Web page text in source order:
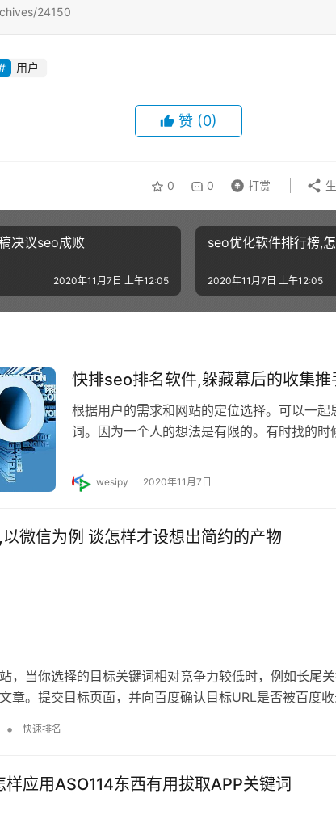
24150
用户
赞 (0)
0 0 打赏
决议seo成败
2020年11月7日 上午12:05
seo优化软件排行榜,
2020年11月7日 上午12:05
快排seo排名软件,躲藏幕后的收集
根据用户的需求和网站的定位选择。可以一
词。因为一个人的想法是有限的。有时找的时
wesipy 2020年11月7日
微信为例 谈怎样才设想出简约的产物
，当你选择的目标关键词相对竞争力较低时，例如长尾
章。提交目标页面，并向百度确认目标URL是否被百度
• 快速排名
应用ASO114东西有用拔取APP关键词